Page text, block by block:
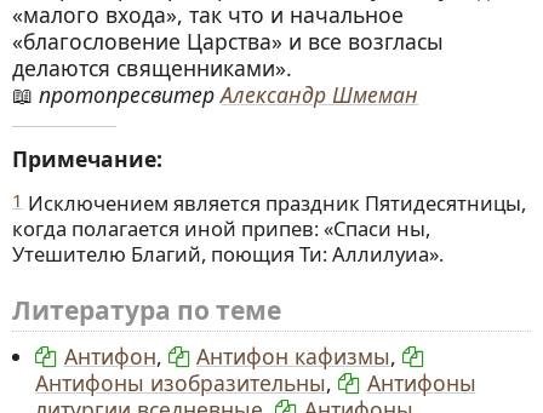
«малого входа», так что и начальное
«благословение Царства» и все возгласы
делаются священниками».
протопресвитерАлександр Шмеман
Примечание:
1 Исключением является праздник Пятидесятницы,
когда полагается иной припев: «Спаси ны,
Утешителю Благий, поющия Ти: Аллилуиа».
Литература по теме
Антифон, Антифон кафизмы,
Антифоны изобразительны,
Антифоны